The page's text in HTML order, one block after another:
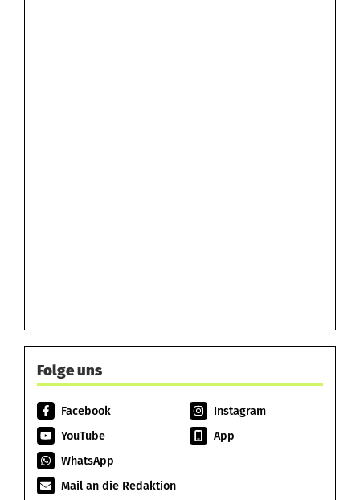
Folge uns
Facebook
Instagram
YouTube
App
WhatsApp
Mail an die Redaktion